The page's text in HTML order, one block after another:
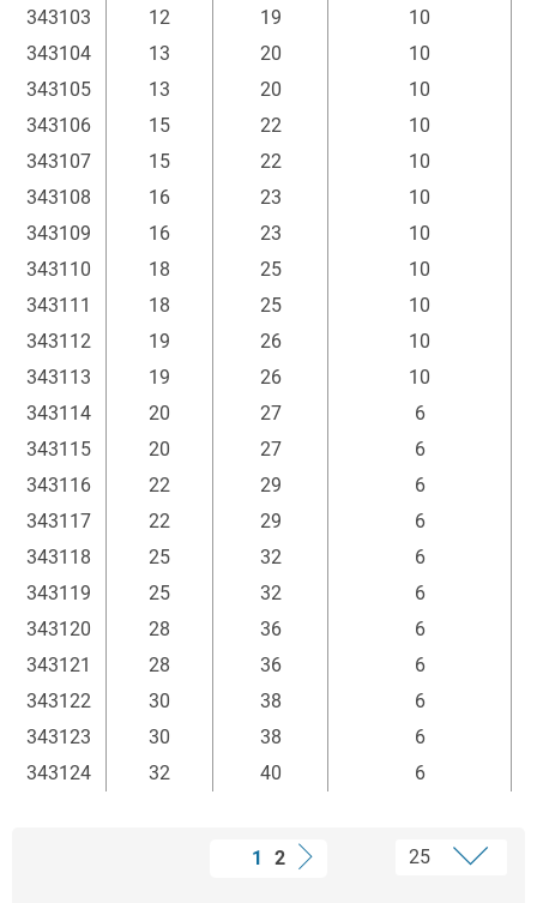
343103
12 19
10
343104
13 20
10
343105
13 20
10
343106
15 22
10
343107
15 22
10
343108
16 23
10
343109
16 23
10
343110
18 25
10
343111
18 25
10
343112
19 26
10
343113
19 26
10
343114
20 27
6
343115
20 27
6
343116
22 29
6
343117
22 29
6
343118
25 32
6
343119
25 32
6
343120
28 36
6
343121
28 36
6
343122
30 38
6
343123
30 38
6
343124
32 40 6
1 2